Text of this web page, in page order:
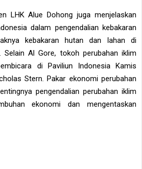
LHK Alue Dohong juga menjelaskan
dalam pengendalian kebakaran
kebakaran hutan dan lahan di
Selain Al Gore, tokoh perubahan iklim
di Paviliun Indonesia Kamis
Stern. Pakar ekonomi perubahan
pengendalian perubahan iklim
ekonomi dan mengentaskan